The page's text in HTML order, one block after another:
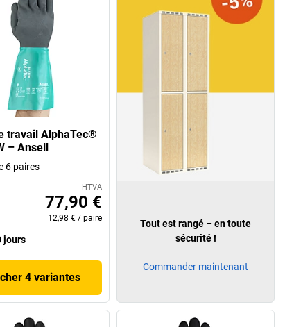
travail AlphaTec®
– Ansell
6 paires
HTVA
77,90 €
12,98 € /paire
jours
4 variantes
Tout est rangé – en toute
sécurité !
Commander maintenant